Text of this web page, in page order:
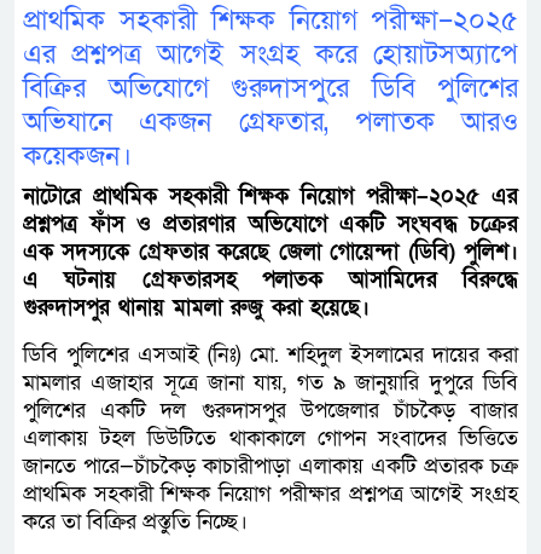
প্রাথমিক সহকারী শিক্ষক নিয়োগ পরীক্ষা–২০২৫
এর প্রশ্নপত্র আগেই সংগ্রহ করে হোয়াটসঅ্যাপে
বিক্রির অভিযোগে গুরুদাসপুরে ডিবি পুলিশের
অভিযানে একজন গ্রেফতার, পলাতক আরও
কয়েকজন।
নাটোরে প্রাথমিক সহকারী শিক্ষক নিয়োগ পরীক্ষা–২০২৫ এর
প্রশ্নপত্র ফাঁস ও প্রতারণার অভিযোগে একটি সংঘবদ্ধ চক্রের
এক সদস্যকে গ্রেফতার করেছে জেলা গোয়েন্দা (ডিবি) পুলিশ।
এ ঘটনায় গ্রেফতারসহ পলাতক আসামিদের বিরুদ্ধে
গুরুদাসপুর থানায় মামলা রুজু করা হয়েছে।
ডিবি পুলিশের এসআই (নিঃ) মো. শহিদুল ইসলামের দায়ের করা
মামলার এজাহার সূত্রে জানা যায়, গত ৯ জানুয়ারি দুপুরে ডিবি
পুলিশের একটি দল গুরুদাসপুর উপজেলার চাঁচকৈড় বাজার
এলাকায় টহল ডিউটিতে থাকাকালে গোপন সংবাদের ভিত্তিতে
জানতে পারে—চাঁচকৈড় কাচারীপাড়া এলাকায় একটি প্রতারক চক্র
প্রাথমিক সহকারী শিক্ষক নিয়োগ পরীক্ষার প্রশ্নপত্র আগেই সংগ্রহ
করে তা বিক্রির প্রস্তুতি নিচ্ছে।